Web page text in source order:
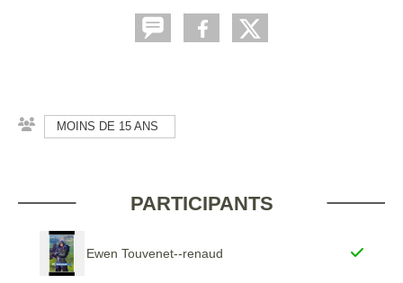
MOINS DE 15 ANS
PARTICIPANTS
Ewen Touvenet--renaud